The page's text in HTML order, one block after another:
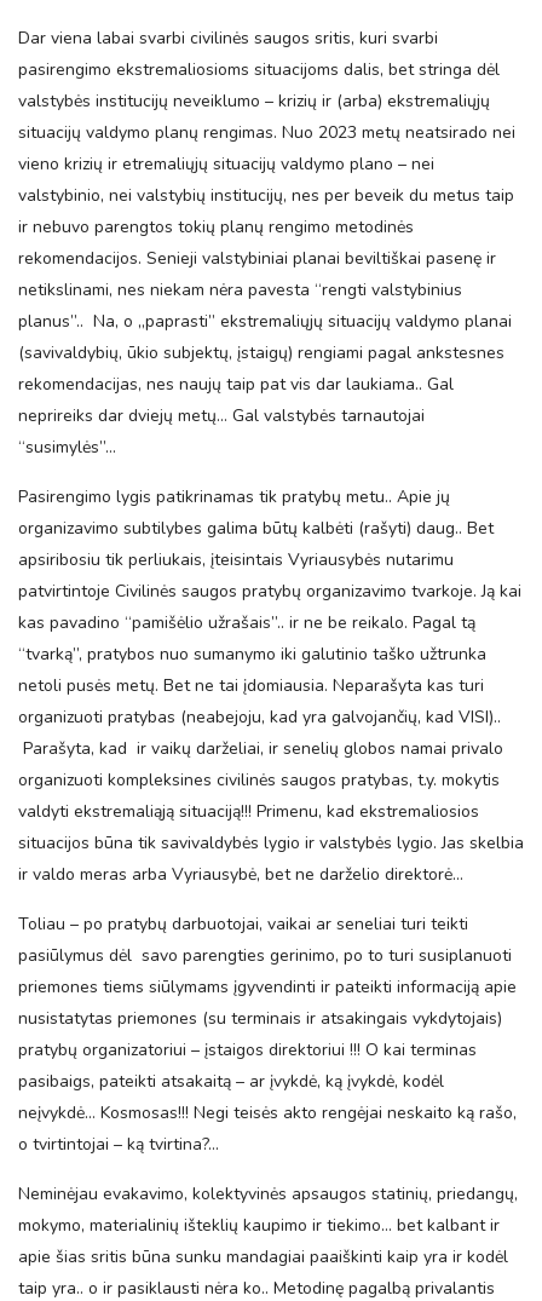
Dar viena labai svarbi civilinės saugos sritis, kuri svarbi
pasirengimo ekstremaliosioms situacijoms dalis, bet stringa dėl
valstybės institucijų neveiklumo – krizių ir (arba) ekstremaliųjų
situacijų valdymo planų rengimas. Nuo 2023 metų neatsirado nei
vieno krizių ir etremaliųjų situacijų valdymo plano – nei
valstybinio, nei valstybių institucijų, nes per beveik du metus taip
ir nebuvo parengtos tokių planų rengimo metodinės
rekomendacijos. Senieji valstybiniai planai beviltiškai pasenę ir
netikslinami, nes niekam nėra pavesta “rengti valstybinius
planus”.. Na, o „paprasti” ekstremaliųjų situacijų valdymo planai
(savivaldybių, ūkio subjektų, įstaigų) rengiami pagal ankstesnes
rekomendacijas, nes naujų taip pat vis dar laukiama.. Gal
neprireiks dar dviejų metų… Gal valstybės tarnautojai
“susimylės”…
Pasirengimo lygis patikrinamas tik pratybų metu.. Apie jų
organizavimo subtilybes galima būtų kalbėti (rašyti) daug.. Bet
apsiribosiu tik perliukais, įteisintais Vyriausybės nutarimu
patvirtintoje Civilinės saugos pratybų organizavimo tvarkoje. Ją kai
kas pavadino “pamišėlio užrašais”.. ir ne be reikalo. Pagal tą
“tvarką”, pratybos nuo sumanymo iki galutinio taško užtrunka
netoli pusės metų. Bet ne tai įdomiausia. Neparašyta kas turi
organizuoti pratybas (neabejoju, kad yra galvojančių, kad VISI)..
Parašyta, kad ir vaikų darželiai, ir senelių globos namai privalo
organizuoti kompleksines civilinės saugos pratybas, t.y. mokytis
valdyti ekstremaliąją situaciją!!! Primenu, kad ekstremaliosios
situacijos būna tik savivaldybės lygio ir valstybės lygio. Jas skelbia
ir valdo meras arba Vyriausybė, bet ne darželio direktorė…
Toliau – po pratybų darbuotojai, vaikai ar seneliai turi teikti
pasiūlymus dėl savo parengties gerinimo, po to turi susiplanuoti
priemones tiems siūlymams įgyvendinti ir pateikti informaciją apie
nusistatytas priemones (su terminais ir atsakingais vykdytojais)
pratybų organizatoriui – įstaigos direktoriui !!! O kai terminas
pasibaigs, pateikti atsakaitą – ar įvykdė, ką įvykdė, kodėl
neįvykdė… Kosmosas!!! Negi teisės akto rengėjai neskaito ką rašo,
o tvirtintojai – ką tvirtina?…
Neminėjau evakavimo, kolektyvinės apsaugos statinių, priedangų,
mokymo, materialinių išteklių kaupimo ir tiekimo… bet kalbant ir
apie šias sritis būna sunku mandagiai paaiškinti kaip yra ir kodėl
taip yra.. o ir pasiklausti nėra ko.. Metodinę pagalbą privalantis